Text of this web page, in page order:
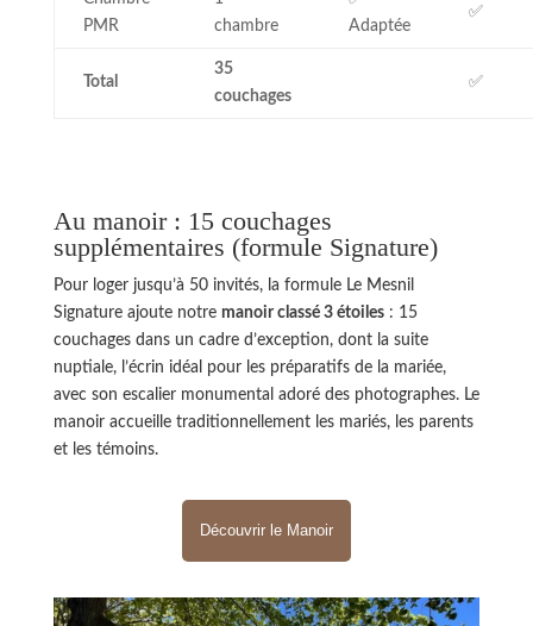
PMR
chambre
Adaptée
✅
Total
35
couchages
✅
Au manoir : 15 couchages
supplémentaires (formule Signature)
Pour loger jusqu’à 50 invités, la formule Le Mesnil
Signature ajoute notre manoir classé 3 étoiles: 15
couchages dans un cadre d’exception, dont la suite
nuptiale, l’écrin idéal pour les préparatifs de la mariée,
avec son escalier monumental adoré des photographes. Le
manoir accueille traditionnellement les mariés, les parents
et les témoins.
Découvrir le Manoir